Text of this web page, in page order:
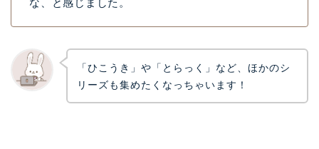
「ひこうき」や「とらっく」など、ほかのシ
リーズも集めたくなっちゃいます！